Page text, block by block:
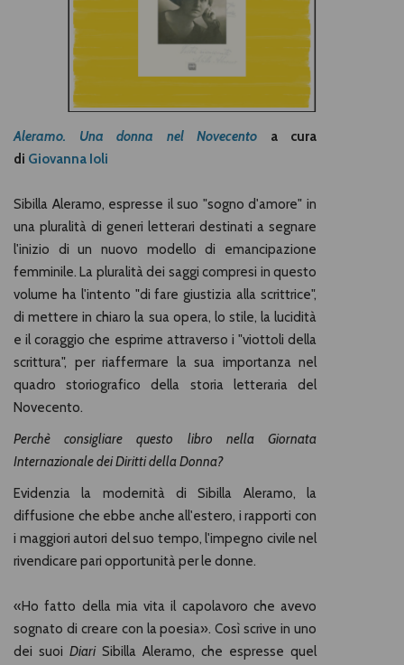
Aleramo. Una donna nel Novecento a cura
di Giovanna Ioli
Sibilla Aleramo, espresse il suo "sogno d'amore" in
una pluralità di generi letterari destinati a segnare
l'inizio di un nuovo modello di emancipazione
femminile. La pluralità dei saggi compresi in questo
volume ha l'intento "di fare giustizia alla scrittrice",
di mettere in chiaro la sua opera, lo stile, la lucidità
e il coraggio che esprime attraverso i "viottoli della
scrittura", per riaffermare la sua importanza nel
quadro storiografico della storia letteraria del
Novecento.
Perchè consigliare questo libro nella Giornata
Internazionale dei Diritti della Donna?
Evidenzia la modernità di Sibilla Aleramo, la
diffusione che ebbe anche all'estero, i rapporti con
i maggiori autori del suo tempo, l'impegno civile nel
rivendicare pari opportunità per le donne.
«Ho fatto della mia vita il capolavoro che avevo
sognato di creare con la poesia». Così scrive in uno
dei suoi Diari Sibilla Aleramo, che espresse quel